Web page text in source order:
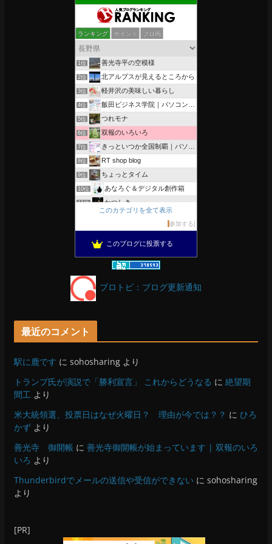
ランキング ポイント ブロ画
1位 善光寺平の空模様
2位 北アルプスが見えるところから
3位 軽井沢の美味しい暮らし
4位 飯田ビジネス学院｜パソコン、簿記、公共職業訓練と求職者支援
5位 つれモナ
6位 双報のいろいろ
7位 きっといつか全国制覇｜パソコン教室、簿記教室のスタッフブログ
8位 RT shop blog
9位 ちょっとタイム
10位 あなろぐ＆デジタル創作箱
11位 かつしき
軽井沢まったり生活 柴犬とともに
13位 がんばれ長野
のんびりいこうよ！
15位 OESセｴラ＆レイラ何気ない風景
このカテゴリを全て表示
参加する
このブログに投票する
ブロトピ：ブログ更新通知
最近のコメント
駅に鹿です に sohosharingより
トランプ氏が演説で「勝利宣言」 これからどうなる に 絶望期
間工 より
米大統領選、投票日はなぜ火曜日？ 理由が今では？？ に ひろ
かずより
善光寺 御開帳 に 善光寺御開帳が始まっています | 双報のいろ
いろ より
Thunderbirdでメールの送信や受信ができない に sohosharing
より
[PR]